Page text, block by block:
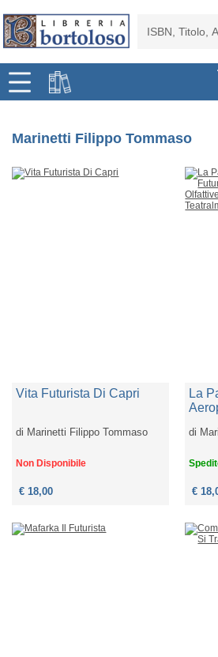
Marinetti Filippo Tommaso
Vita Futurista Di Capri
di Marinetti Filippo Tommaso
Non Disponibile
€ 18,00
La
di
€